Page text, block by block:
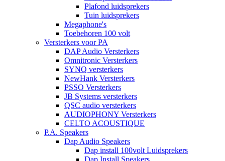
Plafond luidsprekers
Tuin luidsprekers
Megaphone's
Toebehoren 100 volt
Versterkers voor PA
DAP Audio Versterkers
Omnitronic Versterkers
SYNQ versterkers
NewHank Versterkers
PSSO Versterkers
JB Systems versterkers
QSC audio versterkers
AUDIOPHONY Versterkers
CELTO ACOUSTIQUE
P.A. Speakers
Dap Audio Speakers
Dap install 100volt Luidsprekers
Dap Install Speakers